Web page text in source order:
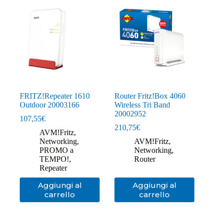
FRITZ!Repeater 1610
Outdoor 20003166
107,55€
AVM!Fritz,
Networking,
PROMO a
TEMPO!,
Repeater
Aggiungi al
carrello
Router Fritz!Box 4060
Wireless Tri Band
20002952
210,75€
AVM!Fritz,
Networking,
Router
Aggiungi al
carrello